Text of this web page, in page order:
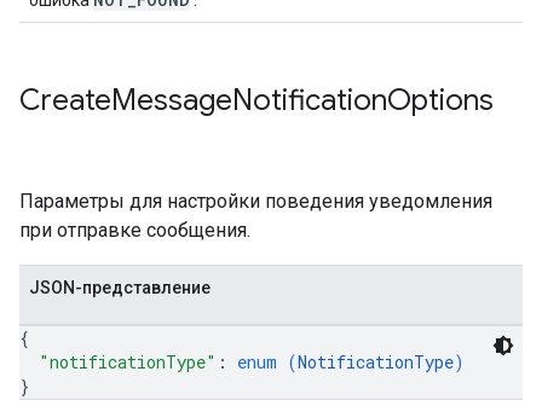
CreateMessageNotificationOptions
Параметры для настройки поведения уведомления
при отправке сообщения.
JSON-представление
{
"notificationType" : enum (NotificationType)
}